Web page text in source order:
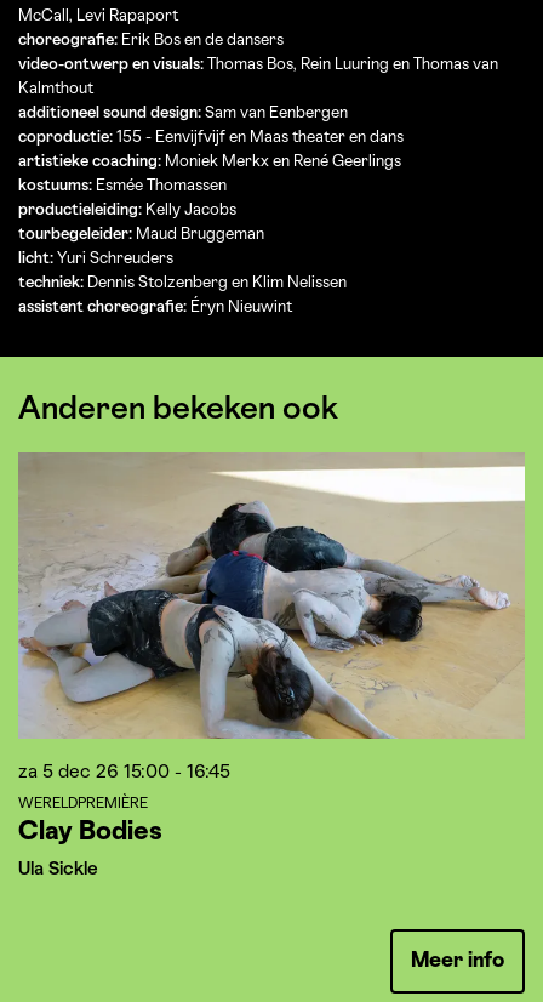
McCall, Levi Rapaport
choreografie: Erik Bos en de dansers
video-ontwerp en visuals: Thomas Bos, Rein Luuring en Thomas van
Kalmthout
additioneel sound design: Sam van Eenbergen
coproductie: 155 - Eenvijfvijf en Maas theater en dans
artistieke coaching: Moniek Merkx en René Geerlings
kostuums: Esmée Thomassen
productieleiding: Kelly Jacobs
tourbegeleider: Maud Bruggeman
licht: Yuri Schreuders
techniek: Dennis Stolzenberg en Klim Nelissen
assistent choreografie: Éryn Nieuwint
Anderen bekeken ook
Clay Bodies
Ula Sickle
WERELDPREMIÈRE
za 5 dec 26 15:00 - 16:45
Meer info